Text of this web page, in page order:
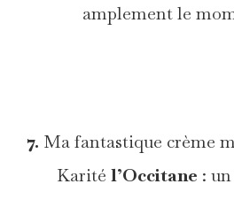
amplement le
7. Ma fantastique crème
Karité l’Occitane :